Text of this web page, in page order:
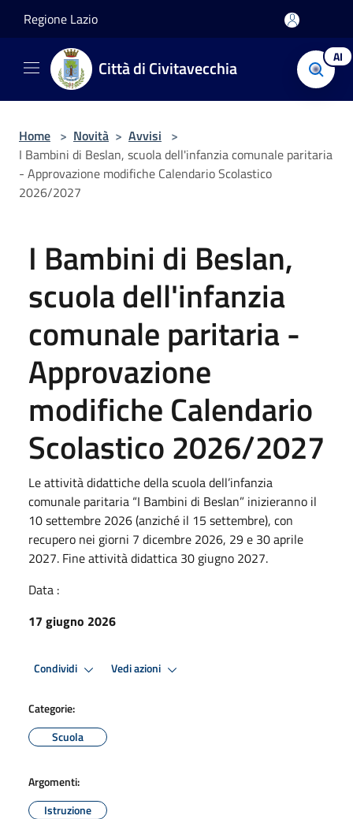
Regione Lazio
Città di Civitavecchia AI
Home > Novità > Avvisi >
I Bambini di Beslan, scuola dell'infanzia comunale paritaria
- Approvazione modifiche Calendario Scolastico
2026/2027
I Bambini di Beslan,
scuola dell'infanzia
comunale paritaria -
Approvazione
modifiche Calendario
Scolastico 2026/2027
Le attività didattiche della scuola dell’infanzia
comunale paritaria “I Bambini di Beslan” inizieranno il
10 settembre 2026 (anziché il 15 settembre), con
recupero nei giorni 7 dicembre 2026, 29 e 30 aprile
2027. Fine attività didattica 30 giugno 2027.
Data :
17 giugno 2026
Condividi Vedi azioni
Categorie:
Scuola
Argomenti:
Istruzione